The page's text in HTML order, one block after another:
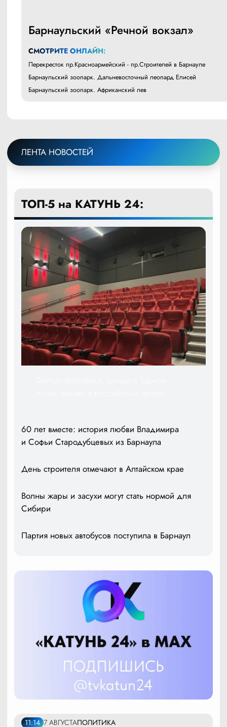
Барнаульский «Речной вокзал»
СМОТРИТЕ ОНЛАЙН:
Перекресток пр.Красноармейский - пр.Строителей в Барнауле
Барнаульский зоопарк. Дальневосточный леопард Елисей
Барнаульский зоопарк. Африканский лев
ЛЕНТА НОВОСТЕЙ
ТОП-5 на КАТУНЬ 24:
60 лет вместе: история любви Владимира
и Софьи Стародубцевых из Барнаула
День строителя отмечают в Алтайском крае
Волны жары и засухи могут стать нормой для
Сибири
Партия новых автобусов поступила в Барнаул
11:14 7 АВГУСТАПОЛИТИКА